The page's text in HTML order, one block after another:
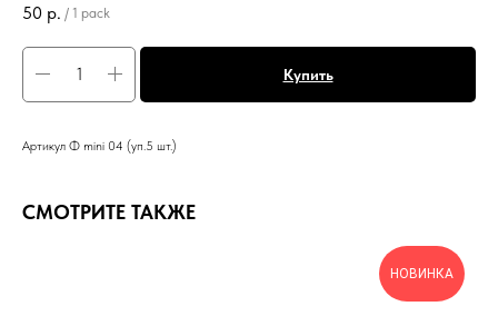
50 р. / 1 pack
Купить
Артикул Ф mini 04 (уп.5 шт.)
СМОТРИТЕ ТАКЖЕ
НОВИНКА